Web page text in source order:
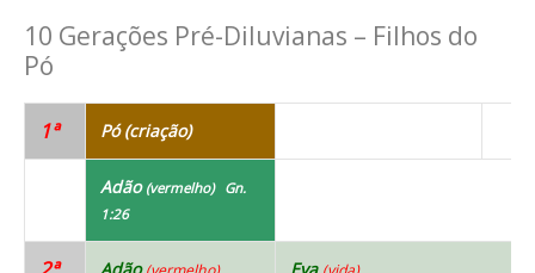
10 Gerações Pré-Diluvianas – Filhos do
Pó
1ª Pó (criação)
Adão (vermelho) Gn.
1:26
Adão Eva